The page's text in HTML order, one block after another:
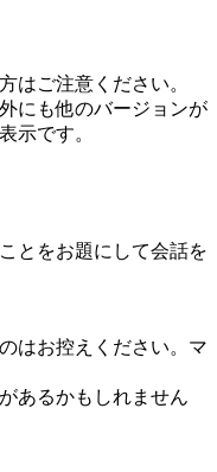
はご注意ください。
にも他のバージョンが
示です。
とをお題にして会話を
はお控えください。マ
あるかもしれません